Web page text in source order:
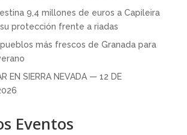
9,4 millones de euros a Capileira
protección frente a riadas
más frescos de Granada para
EN SIERRA NEVADA — 12 DE
Eventos